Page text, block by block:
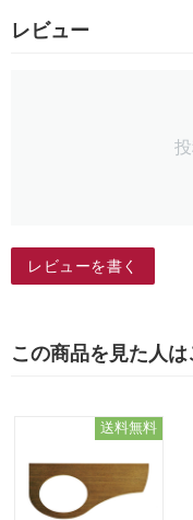
レビュー
レビューを書く
この商品を見た人
送料無料